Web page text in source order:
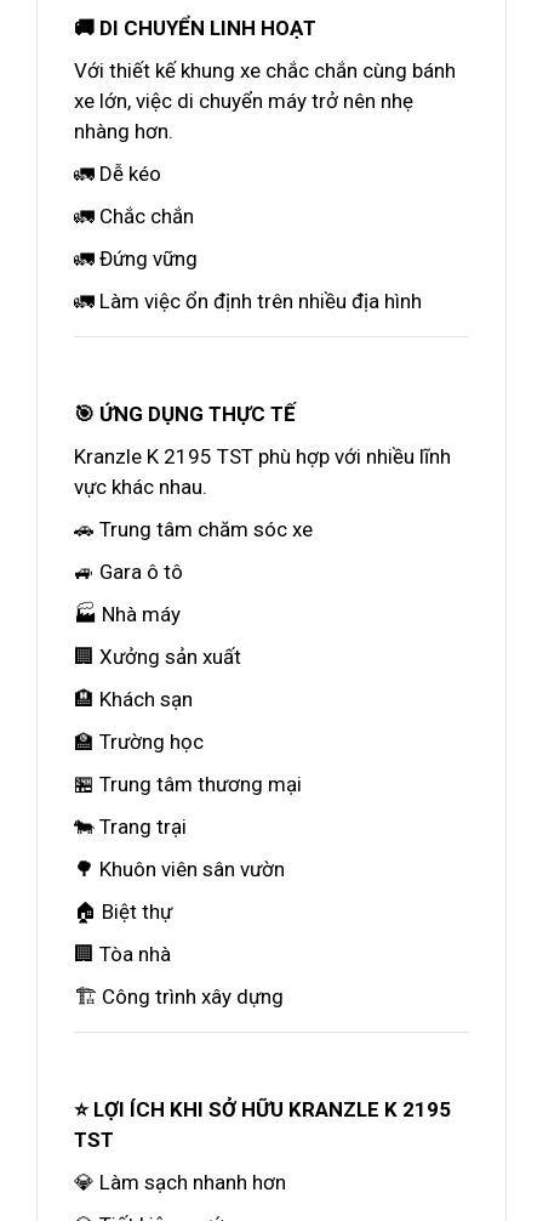
🚚 DI CHUYỂN LINH HOẠT
Với thiết kế khung xe chắc chắn cùng bánh
xe lớn, việc di chuyển máy trở nên nhẹ
nhàng hơn.
🚛 Dễ kéo
🚛 Chắc chắn
🚛 Đứng vững
🚛 Làm việc ổn định trên nhiều địa hình
🎯 ỨNG DỤNG THỰC TẾ
Kranzle K 2195 TST phù hợp với nhiều lĩnh
vực khác nhau.
🚗 Trung tâm chăm sóc xe
🚙 Gara ô tô
🏭 Nhà máy
🏢 Xưởng sản xuất
🏨 Khách sạn
🏫 Trường học
🏪 Trung tâm thương mại
🐄 Trang trại
🌳 Khuôn viên sân vườn
🏠 Biệt thự
🏢 Tòa nhà
🏗 Công trình xây dựng
⭐ LỢI ÍCH KHI SỞ HỮU KRANZLE K 2195
TST
💎 Làm sạch nhanh hơn